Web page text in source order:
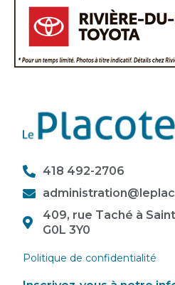
418 492-2706
409, rue Taché à
G0L 3Y0
Politique de confidentialité